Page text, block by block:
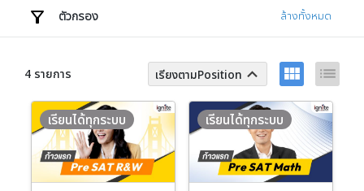
account_circle เข้าสู่ระบบ
ตัวกรอง ล้างทั้งหมด
4 รายการ เรียงตามPosition keyboard_arrow_up view_module list
เรียนได้ทุกระบบ เรียนได้ทุกระบบ